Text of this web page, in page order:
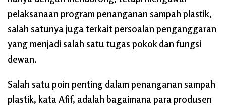
pelaksanaan program penanganan sampah plastik,
salah satunya juga terkait persoalan penganggaran
yang menjadi salah satu tugas pokok dan fungsi
dewan.
Salah satu poin penting dalam penanganan sampah
plastik, kata Afif, adalah bagaimana para produsen